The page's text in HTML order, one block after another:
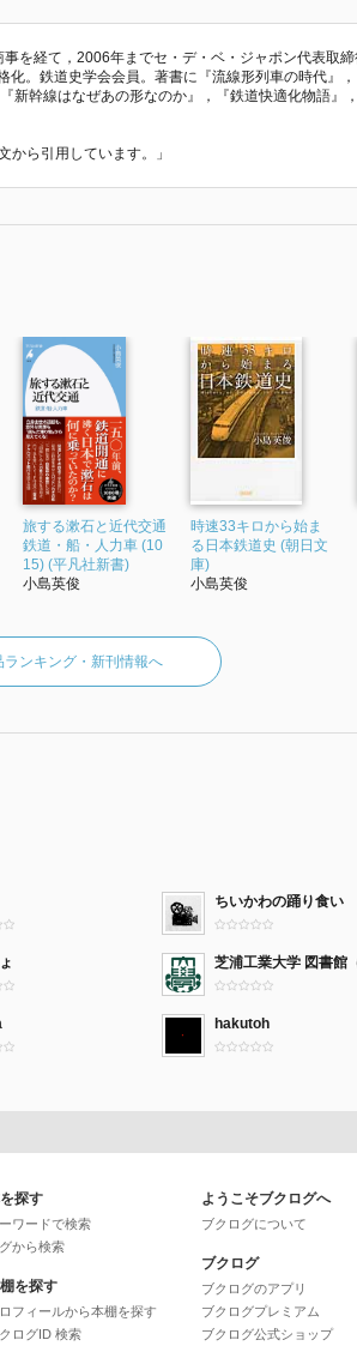
を経て，2006年までセ・デ・ベ・ジャポン代表取締
。鉄道史学会会員。著書に『流線形列車の時代』
新幹線はなぜあの形なのか』，『鉄道快適化物語』
から引用しています。」
旅する漱石と近代交通
鉄道・船・人力車 (10
15) (平凡社新書)
小島英俊
時速33キロから始ま
る日本鉄道史 (朝日文
庫)
小島英俊
ランキング・新刊情報へ
ちいかわの踊り食い
hakutoh
探す
ワードで検索
から検索
を探す
フィールから本棚を探す
ログID 検索
ようこそブクログへ
ブクログについて
ブクログ
ブクログのアプリ
ブクログプレミアム
ブクログ公式ショップ